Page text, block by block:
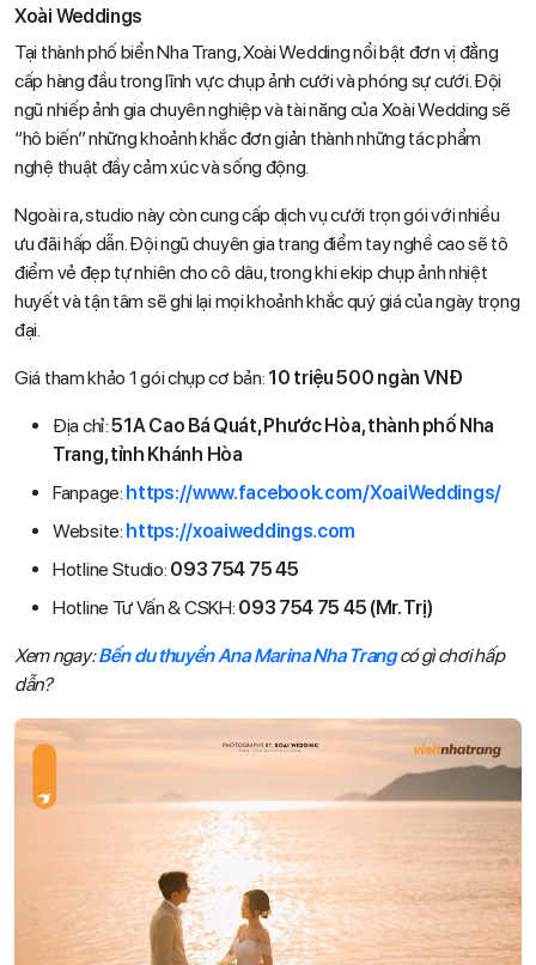
Xoài Weddings
Tại thành phố biển Nha Trang, Xoài Wedding nổi bật đơn vị đẳng
cấp hàng đầu trong lĩnh vực chụp ảnh cưới và phóng sự cưới. Đội
ngũ nhiếp ảnh gia chuyên nghiệp và tài năng của Xoài Wedding sẽ
“hô biến” những khoảnh khắc đơn giản thành những tác phẩm
nghệ thuật đầy cảm xúc và sống động.
Ngoài ra, studio này còn cung cấp dịch vụ cưới trọn gói với nhiều
ưu đãi hấp dẫn. Đội ngũ chuyên gia trang điểm tay nghề cao sẽ tô
điểm vẻ đẹp tự nhiên cho cô dâu, trong khi ekip chụp ảnh nhiệt
huyết và tận tâm sẽ ghi lại mọi khoảnh khắc quý giá của ngày trọng
đại.
Giá tham khảo 1 gói chụp cơ bản: 10 triệu 500 ngàn VNĐ
Địa chỉ:51A Cao Bá Quát, Phước Hòa, thành phố Nha
Trang, tỉnh Khánh Hòa
Fanpage: https://www.facebook.com/XoaiWeddings/
Website: https://xoaiweddings.com
Hotline Studio: 093 754 75 45
Hotline Tư Vấn & CSKH: 093 754 75 45 (Mr. Trị)
Xem ngay:Bến du thuyền Ana Marina Nha Trangcó gì chơi hấp
dẫn?